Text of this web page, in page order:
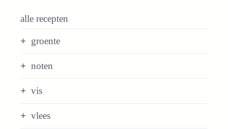
alle recepten
groente
noten
vis
vlees